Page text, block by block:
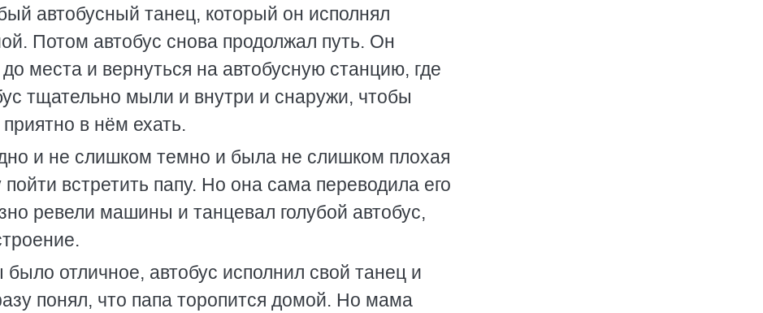
автобусный танец, который он исполнял
Потом автобус снова продолжал путь. Он
места и вернуться на автобусную станцию, где
тщательно мыли и внутри и снаружи, чтобы
в нём ехать.
и не слишком темно и была не слишком плохая
встретить папу. Но она сама переводила его
ревели машины и танцевал голубой автобус,
отличное, автобус исполнил свой танец и
понял, что папа торопится домой. Но мама